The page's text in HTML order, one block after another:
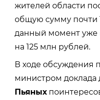
жителей области
общую сумму почти
данный момент уже
на 125 млн рублей.
В ходе обсуждения
министром доклада
Пьяных